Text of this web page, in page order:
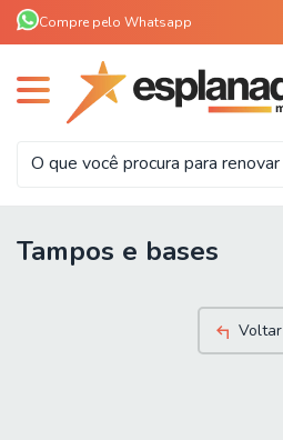
Compre pelo Whatsapp
Tampos e bases
Voltar